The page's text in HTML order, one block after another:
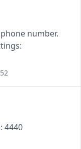
number.
4440